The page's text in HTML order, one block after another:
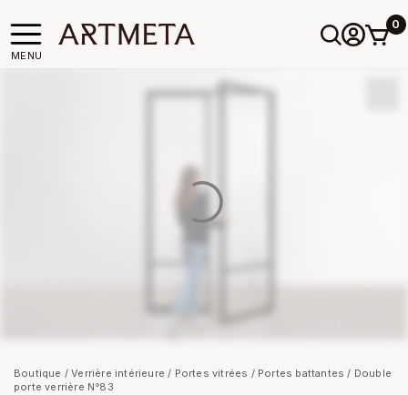
MENU
0
Boutique /Verrière intérieure / Portes vitrées / Portes battantes / Double
porte verrière N°83